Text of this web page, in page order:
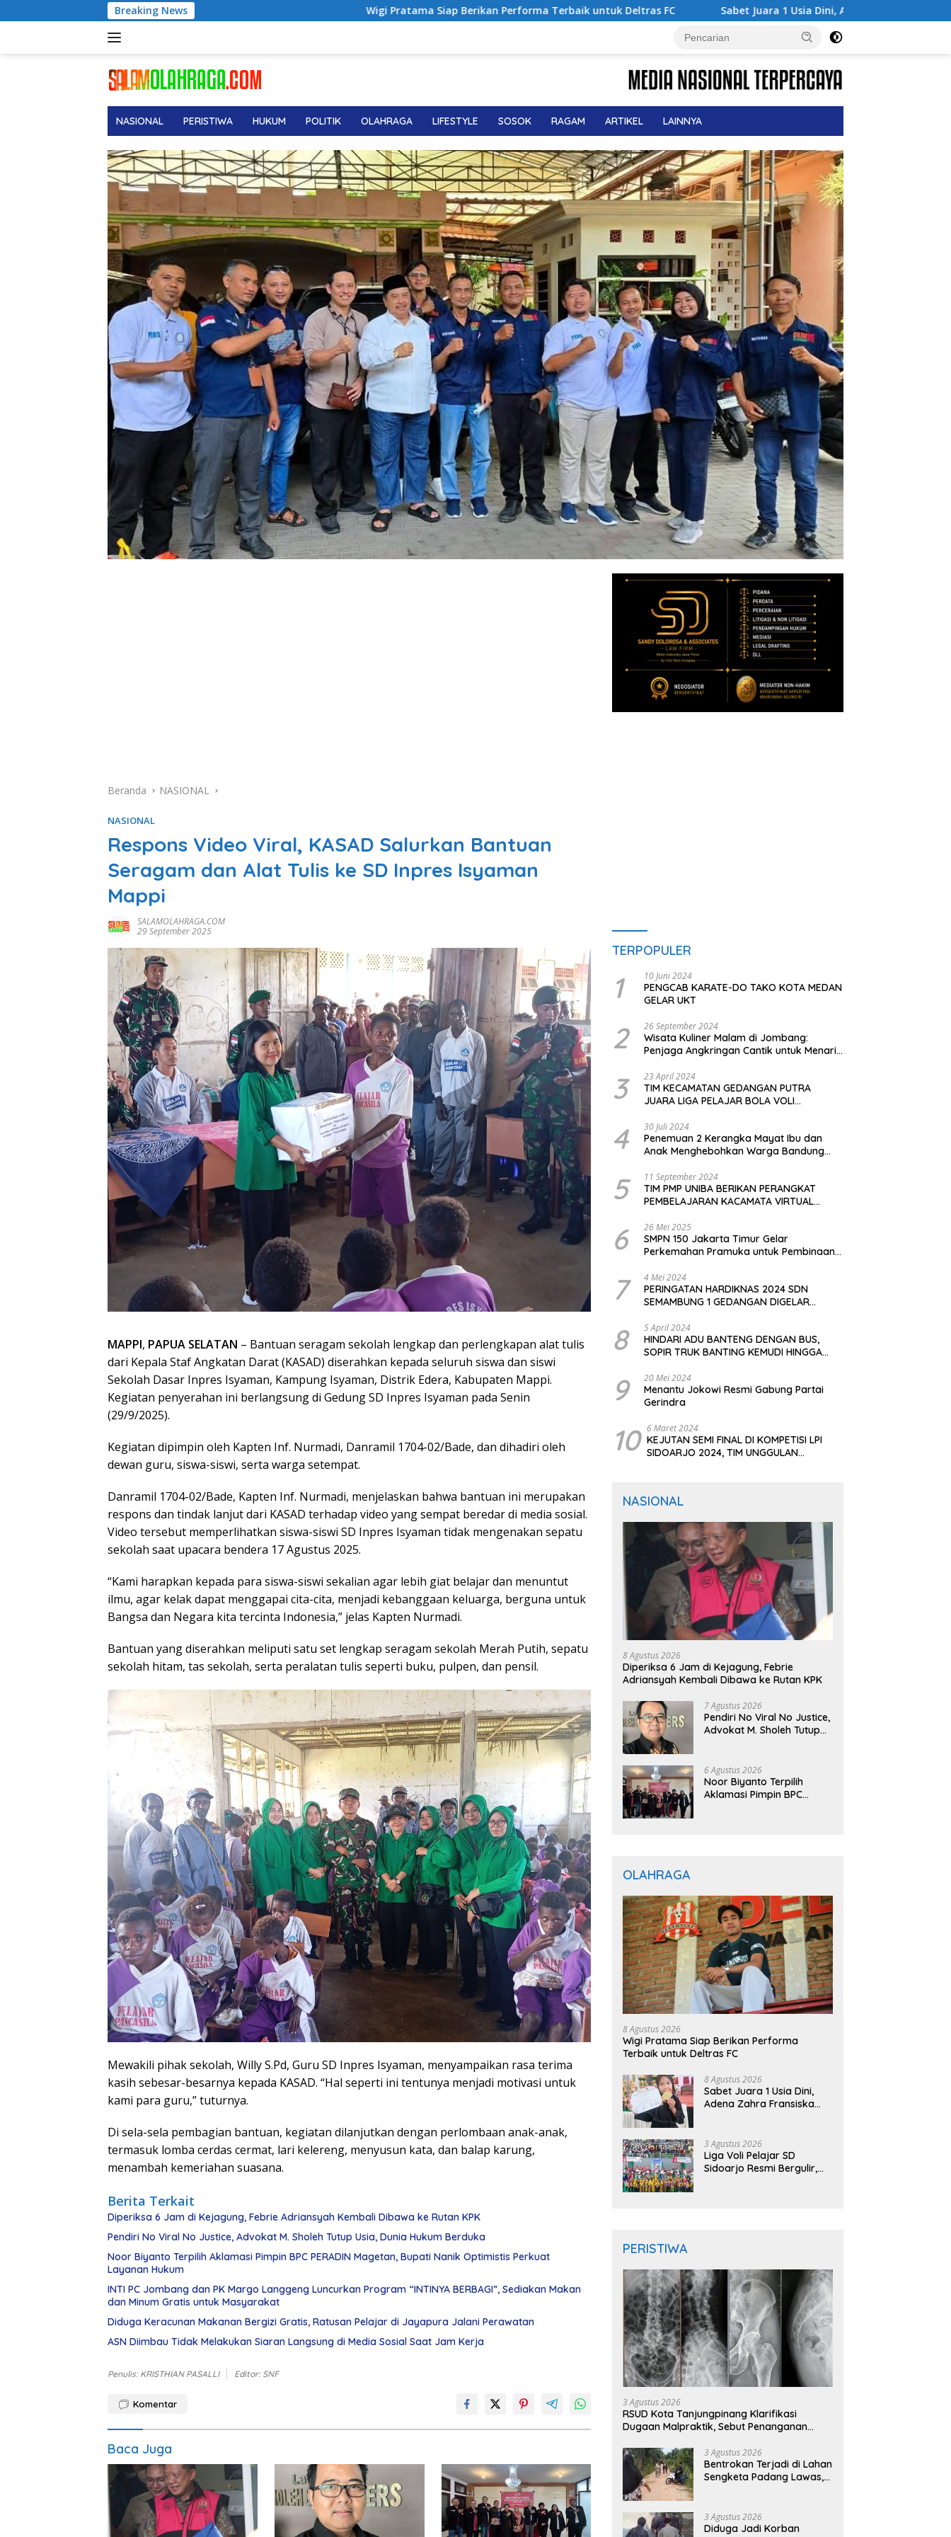
ke
Breaking News Wigi Pratama Siap Berikan Performa Terbaik untuk Deltras FC Sabet Juara 1 Usia Dini, Adena Zahra Fransiska Sukses di Pencak Silat
NASIONAL PERISTIWA HUKUM POLITIK OLAHRAGA LIFESTYLE SOSOK RAGAM ARTIKEL LAINNYA
Beranda NASIONAL
NASIONAL
Respons Video Viral, KASAD Salurkan Bantuan
Seragam dan Alat Tulis ke SD Inpres Isyaman
Mappi
SALAMOLAHRAGA.COM
29 September 2025
MAPPI, PAPUA SELATAN – Bantuan seragam sekolah lengkap dan perlengkapan alat tulis
dari Kepala Staf Angkatan Darat (KASAD) diserahkan kepada seluruh siswa dan siswi
Sekolah Dasar Inpres Isyaman, Kampung Isyaman, Distrik Edera, Kabupaten Mappi.
Kegiatan penyerahan ini berlangsung di Gedung SD Inpres Isyaman pada Senin
(29/9/2025).
Kegiatan dipimpin oleh Kapten Inf. Nurmadi, Danramil 1704-02/Bade, dan dihadiri oleh
dewan guru, siswa-siswi, serta warga setempat.
Danramil 1704-02/Bade, Kapten Inf. Nurmadi, menjelaskan bahwa bantuan ini merupakan
respons dan tindak lanjut dari KASAD terhadap video yang sempat beredar di media sosial.
Video tersebut memperlihatkan siswa-siswi SD Inpres Isyaman tidak mengenakan sepatu
sekolah saat upacara bendera 17 Agustus 2025.
“Kami harapkan kepada para siswa-siswi sekalian agar lebih giat belajar dan menuntut
ilmu, agar kelak dapat menggapai cita-cita, menjadi kebanggaan keluarga, berguna untuk
Bangsa dan Negara kita tercinta Indonesia,” jelas Kapten Nurmadi.
Bantuan yang diserahkan meliputi satu set lengkap seragam sekolah Merah Putih, sepatu
sekolah hitam, tas sekolah, serta peralatan tulis seperti buku, pulpen, dan pensil.
Mewakili pihak sekolah, Willy S.Pd, Guru SD Inpres Isyaman, menyampaikan rasa terima
kasih sebesar-besarnya kepada KASAD. “Hal seperti ini tentunya menjadi motivasi untuk
kami para guru,” tuturnya.
Di sela-sela pembagian bantuan, kegiatan dilanjutkan dengan perlombaan anak-anak,
termasuk lomba cerdas cermat, lari kelereng, menyusun kata, dan balap karung,
menambah kemeriahan suasana.
Berita Terkait
Diperiksa 6 Jam di Kejagung, Febrie Adriansyah Kembali Dibawa ke Rutan KPK
Pendiri No Viral No Justice, Advokat M. Sholeh Tutup Usia, Dunia Hukum Berduka
Noor Biyanto Terpilih Aklamasi Pimpin BPC PERADIN Magetan, Bupati Nanik Optimistis Perkuat
Layanan Hukum
INTI PC Jombang dan PK Margo Langgeng Luncurkan Program “INTINYA BERBAGI”, Sediakan Makan
dan Minum Gratis untuk Masyarakat
Diduga Keracunan Makanan Bergizi Gratis, Ratusan Pelajar di Jayapura Jalani Perawatan
ASN Diimbau Tidak Melakukan Siaran Langsung di Media Sosial Saat Jam Kerja
Penulis: KRISTHIAN PASALLI Editor: SNF
Komentar
Baca Juga
TERPOPULER
1 10 Juni 2024
PENGCAB KARATE-DO TAKO KOTA MEDAN
GELAR UKT
2 26 September 2024
Wisata Kuliner Malam di Jombang:
Penjaga Angkringan Cantik untuk Menarik
3 23 April 2024
TIM KECAMATAN GEDANGAN PUTRA
JUARA LIGA PELAJAR BOLA VOLI
4 30 Juli 2024
Penemuan 2 Kerangka Mayat Ibu dan
Anak Menghebohkan Warga Bandung
5 11 September 2024
TIM PMP UNIBA BERIKAN PERANGKAT
PEMBELAJARAN KACAMATA VIRTUAL
SERANG
6 26 Mei 2025
SMPN 150 Jakarta Timur Gelar
Perkemahan Pramuka untuk Pembinaan
7 4 Mei 2024
PERINGATAN HARDIKNAS 2024 SDN
SEMAMBUNG 1 GEDANGAN DIGELAR
8 5 April 2024
HINDARI ADU BANTENG DENGAN BUS,
SOPIR TRUK BANTING KEMUDI HINGGA
9 20 Mei 2024
Menantu Jokowi Resmi Gabung Partai
Gerindra
10 6 Maret 2024
KEJUTAN SEMI FINAL DI KOMPETISI LPI
SIDOARJO 2024, TIM UNGGULAN
NASIONAL
8 Agustus 2026
Diperiksa 6 Jam di Kejagung, Febrie
Adriansyah Kembali Dibawa ke Rutan KPK
7 Agustus 2026
Pendiri No Viral No Justice,
Advokat M. Sholeh Tutup
6 Agustus 2026
Noor Biyanto Terpilih
Aklamasi Pimpin BPC
OLAHRAGA
8 Agustus 2026
Wigi Pratama Siap Berikan Performa
Terbaik untuk Deltras FC
8 Agustus 2026
Sabet Juara 1 Usia Dini,
Adena Zahra Fransiska
3 Agustus 2026
Liga Voli Pelajar SD
Sidoarjo Resmi Bergulir,
PERISTIWA
3 Agustus 2026
RSUD Kota Tanjungpinang Klarifikasi
Dugaan Malpraktik, Sebut Penanganan
3 Agustus 2026
Bentrokan Terjadi di Lahan
Sengketa Padang Lawas,
Diancam Oknum DPRD
3 Agustus 2026
Diduga Jadi Korban